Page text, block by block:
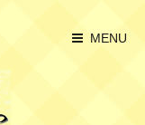
MENU